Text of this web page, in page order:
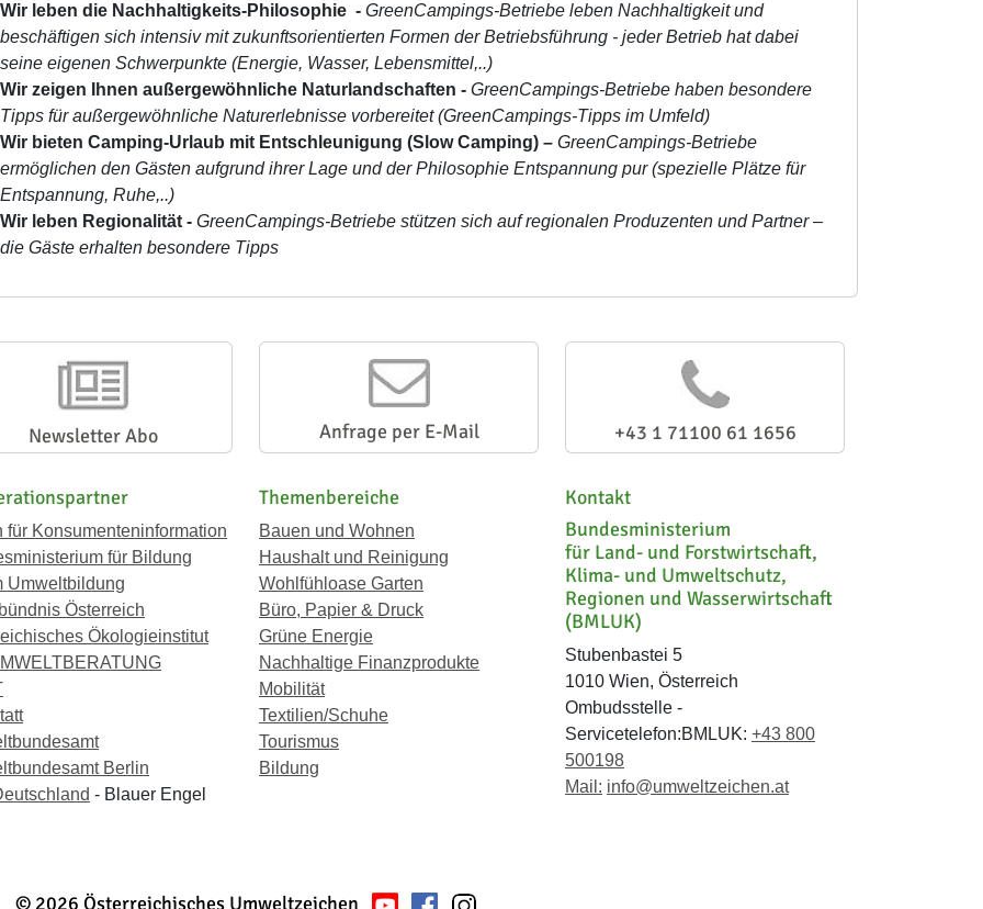
Wir leben die Nachhaltigkeits-Philosophie - GreenCampings-Betriebe leben Nachhaltigkeit und
beschäftigen sich intensiv mit zukunftsorientierten Formen der Betriebsführung - jeder Betrieb hat dabei
seine eigenen Schwerpunkte (Energie, Wasser, Lebensmittel,..)
Wir zeigen Ihnen außergewöhnliche Naturlandschaften - GreenCampings-Betriebe haben besondere
Tipps für außergewöhnliche Naturerlebnisse vorbereitet (GreenCampings-Tipps im Umfeld)
Wir bieten Camping-Urlaub mit Entschleunigung (Slow Camping) – GreenCampings-Betriebe
ermöglichen den Gästen aufgrund ihrer Lage und der Philosophie Entspannung pur (spezielle Plätze für
Entspannung, Ruhe,..)
Wir leben Regionalität - GreenCampings-Betriebe stützen sich auf regionalen Produzenten und Partner –
die Gäste erhalten besondere Tipps
Newsletter Abo Anfrage per E-Mail +43 1 71100 61 1656
für Konsumenteninformation
für Bildung
Umweltbildung
Österreich
Ökologieinstitut
Berlin
- Blauer Engel
Themenbereiche
Bauen und Wohnen
Haushalt und Reinigung
Wohlfühloase Garten
Büro, Papier & Druck
Grüne Energie
Nachhaltige Finanzprodukte
Mobilität
Textilien/Schuhe
Tourismus
Bildung
Kontakt
Bundesministerium
für Land- und Forstwirtschaft,
Klima- und Umweltschutz,
Regionen und Wasserwirtschaft
(BMLUK)
Stubenbastei 5
1010 Wien, Österreich
Ombudsstelle -
Servicetelefon:BMLUK: +43 800
500198
Mail: info@umweltzeichen.at
© 2026 Österreichisches Umweltzeichen